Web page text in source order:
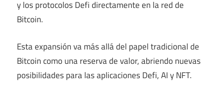
y los protocolos Defi directamente en la red de
Bitcoin.
Esta expansión va más allá del papel tradicional de
Bitcoin como una reserva de valor, abriendo nuevas
posibilidades para las aplicaciones Defi, AI y NFT.